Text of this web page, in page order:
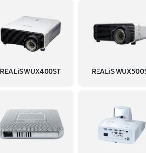
REALiS WUX400ST REALiS